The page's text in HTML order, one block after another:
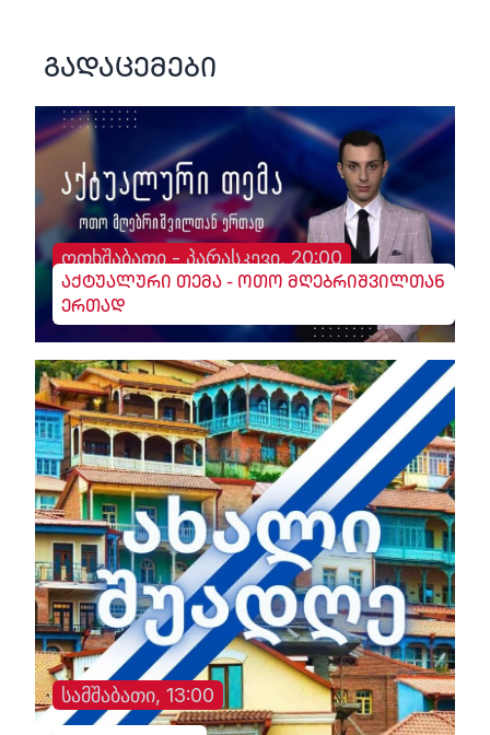
გადაცემები
ოთხშაბათი - პარასკევი, 20:00
აქტუალური თემა - ოთო მღებრიშვილთან
ერთად
სამშაბათი, 13:00